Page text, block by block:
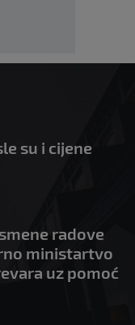
su i cijene
radove
ministartvo
uz pomoć